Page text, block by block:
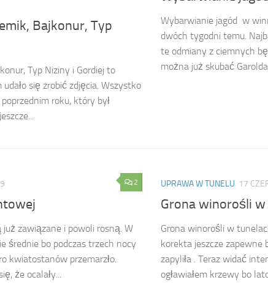
Bajkonur, Typ
Typ Niziny i Gordiej to
się zrobić zdjęcia. Wszystko
roku, który był
Wybarwianie jagód w
dwóch tygodni temu.
te odmiany z ciemnych
można już skubać
2
zawiązane i powoli rosną. W
średnie bo podczas trzech nocy
kwiatostanów przemarzło.
że ocalały...
UPRAWA W TUNELU 17
Grona winorośli
Grona winorośli w
korekta jeszcze zapewne
zapyliła . Teraz widać
ogławiałem krzewy bo